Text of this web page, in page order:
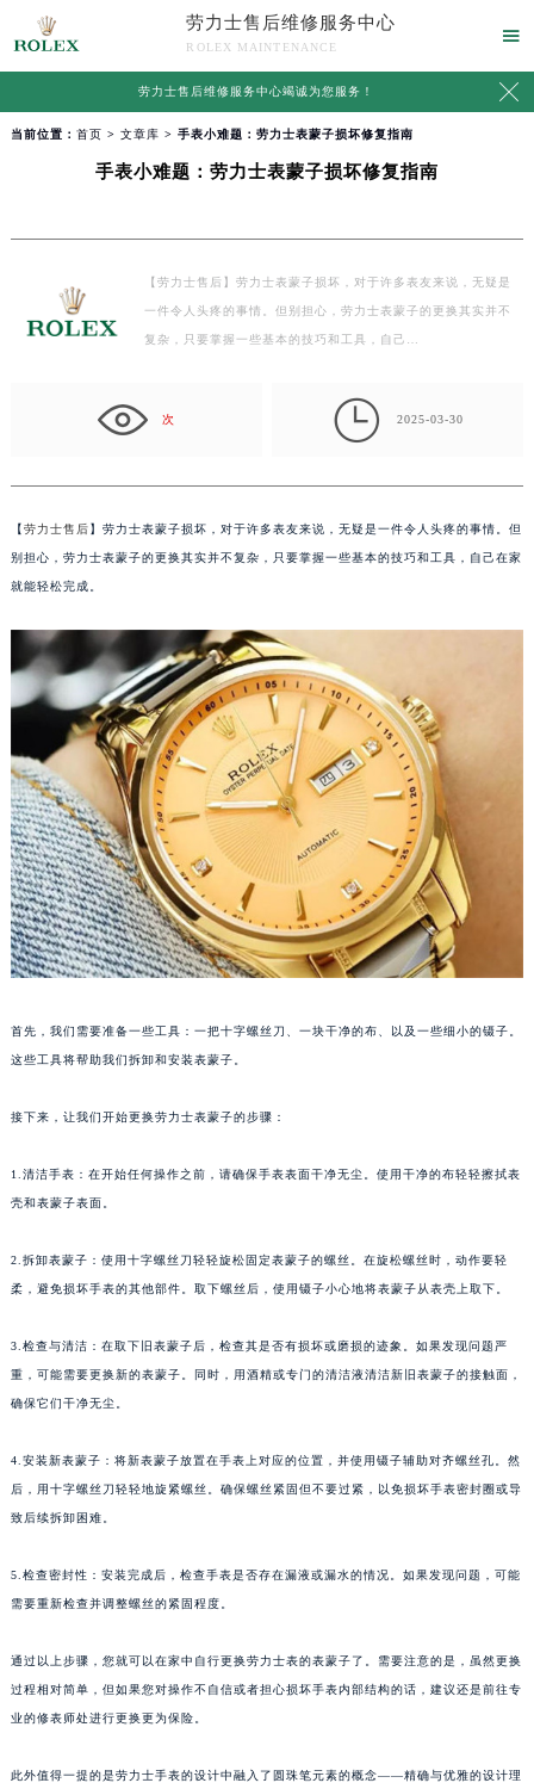
劳力士售后维修服务中心
ROLEX MAINTENANCE

劳力士售后维修服务中心竭诚为您服务！ 
当前位置： 首页 > 文章库 > 手表小难题：劳力士表蒙子损坏修复指南
手表小难题：劳力士表蒙子损坏修复指南
【劳力士售后】劳力士表蒙子损坏，对于许多表友来说，无疑是
一件令人头疼的事情。但别担心，劳力士表蒙子的更换其实并不
复杂，只要掌握一些基本的技巧和工具，自己…
次  2025-03-30
【劳力士售后】劳力士表蒙子损坏，对于许多表友来说，无疑是一件令人头疼的事情。但
别担心，劳力士表蒙子的更换其实并不复杂，只要掌握一些基本的技巧和工具，自己在家
就能轻松完成。
首先，我们需要准备一些工具：一把十字螺丝刀、一块干净的布、以及一些细小的镊子。
这些工具将帮助我们拆卸和安装表蒙子。
接下来，让我们开始更换劳力士表蒙子的步骤：
1.清洁手表：在开始任何操作之前，请确保手表表面干净无尘。使用干净的布轻轻擦拭表
壳和表蒙子表面。
2.拆卸表蒙子：使用十字螺丝刀轻轻旋松固定表蒙子的螺丝。在旋松螺丝时，动作要轻
柔，避免损坏手表的其他部件。取下螺丝后，使用镊子小心地将表蒙子从表壳上取下。
3.检查与清洁：在取下旧表蒙子后，检查其是否有损坏或磨损的迹象。如果发现问题严
重，可能需要更换新的表蒙子。同时，用酒精或专门的清洁液清洁新旧表蒙子的接触面，
确保它们干净无尘。
4.安装新表蒙子：将新表蒙子放置在手表上对应的位置，并使用镊子辅助对齐螺丝孔。然
后，用十字螺丝刀轻轻地旋紧螺丝。确保螺丝紧固但不要过紧，以免损坏手表密封圈或导
致后续拆卸困难。
5.检查密封性：安装完成后，检查手表是否存在漏液或漏水的情况。如果发现问题，可能
需要重新检查并调整螺丝的紧固程度。
通过以上步骤，您就可以在家中自行更换劳力士表的表蒙子了。需要注意的是，虽然更换
过程相对简单，但如果您对操作不自信或者担心损坏手表内部结构的话，建议还是前往专
业的修表师处进行更换更为保险。
此外值得一提的是劳力士手表的设计中融入了圆珠笔元素的概念——精确与优雅的设计理